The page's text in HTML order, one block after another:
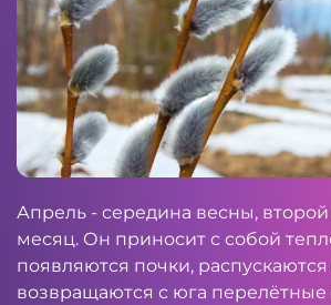
Апрель - середина весны,
месяц. Он приносит с собой
появляются почки,
возвращаются с юга